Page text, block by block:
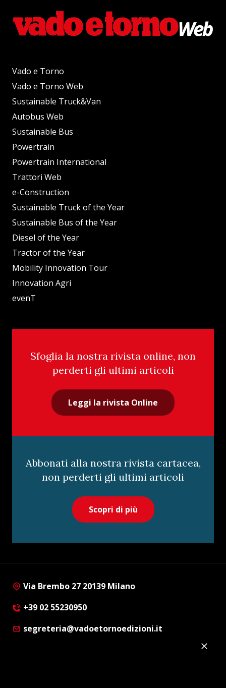
Vado e Torno
Vado e Torno Web
Sustainable Truck&Van
Autobus Web
Sustainable Bus
Powertrain
Powertrain International
Trattori Web
e-Construction
Sustainable Truck of the Year
Sustainable Bus of the Year
Diesel of the Year
Tractor of the Year
Mobility Innovation Tour
Innovation Agri
evenT
Sfoglia la nostra rivista online, non
perderti gli ultimi articoli
Leggi la rivista Online
Abbonati alla nostra rivista cartacea,
non perderti gli ultimi articoli
Scopri di più
Via Brembo 27 20139 Milano
+39 02 55230950
segreteria@vadoetornoedizioni.it